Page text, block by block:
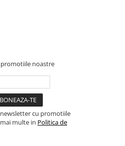
noastre
cu promotiile
multe in Politica de